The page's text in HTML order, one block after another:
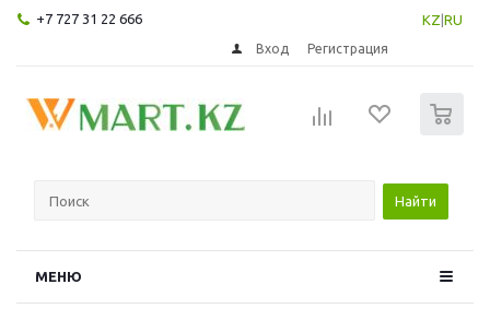
+7 727 31 22 666 KZ RU
Вход Регистрация
Найти
МЕНЮ